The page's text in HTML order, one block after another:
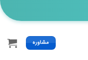
مشاوره